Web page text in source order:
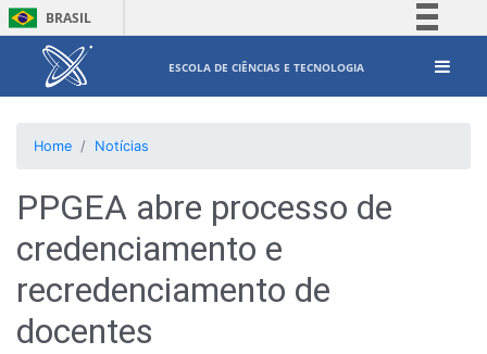
BRASIL
Canais
ESCOLA DE CIÊNCIAS E TECNOLOGIA
Home Notícias
PPGEA abre processo de
credenciamento e
recredenciamento de
docentes